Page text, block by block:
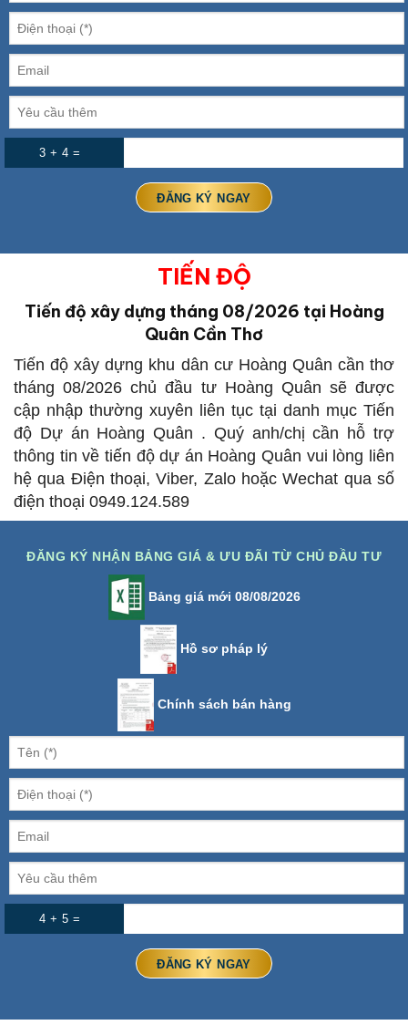
3 + 4 =
TIẾN ĐỘ
Tiến độ xây dựng tháng 08/2026 tại Hoàng
Quân Cần Thơ
Tiến độ xây dựng khu dân cư Hoàng Quân cần thơ
tháng 08/2026 chủ đầu tư Hoàng Quân sẽ được
cập nhập thường xuyên liên tục tại danh mục Tiến
độ Dự án Hoàng Quân . Quý anh/chị cần hỗ trợ
thông tin về tiến độ dự án Hoàng Quân vui lòng liên
hệ qua Điện thoại, Viber, Zalo hoặc Wechat qua số
điện thoại 0949.124.589
ĐĂNG KÝ NHẬN BẢNG GIÁ & ƯU ĐÃI TỪ CHỦ ĐẦU TƯ
Bảng giá mới 08/08/2026
Hồ sơ pháp lý
Chính sách bán hàng
4 + 5 =